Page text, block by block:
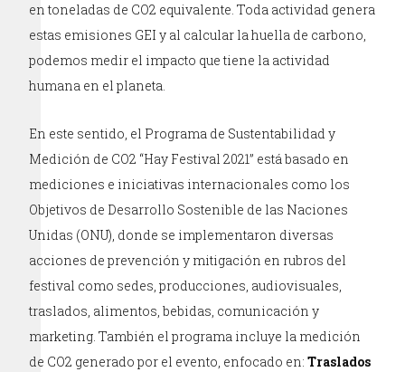
en toneladas de CO2 equivalente. Toda actividad genera
estas emisiones GEI y al calcular la huella de carbono,
podemos medir el impacto que tiene la actividad
humana en el planeta.
En este sentido, el Programa de Sustentabilidad y
Medición de CO2 “Hay Festival 2021” está basado en
mediciones e iniciativas internacionales como los
Objetivos de Desarrollo Sostenible de las Naciones
Unidas (ONU), donde se implementaron diversas
acciones de prevención y mitigación en rubros del
festival como sedes, producciones, audiovisuales,
traslados, alimentos, bebidas, comunicación y
marketing. También el programa incluye la medición
de CO2 generado por el evento, enfocado en:Traslados